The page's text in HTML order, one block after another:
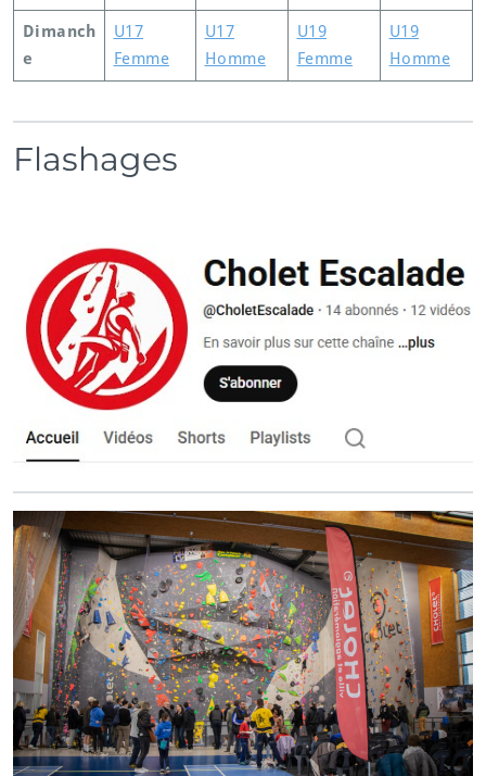
Dimanch
e
U17
Femme
U17
Homme
U19
Femme
U19
Homme
Flashages